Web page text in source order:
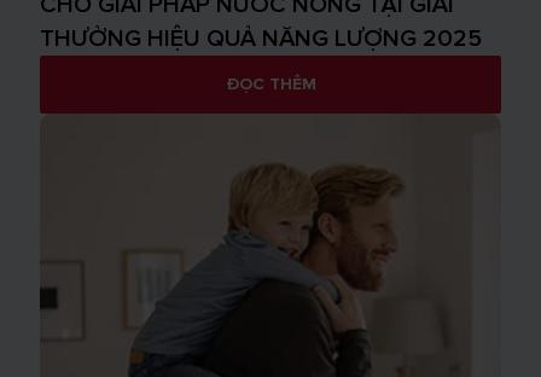
THƯỞNG HIỆU QUẢ NĂNG LƯỢNG 2025
ĐỌC THÊM